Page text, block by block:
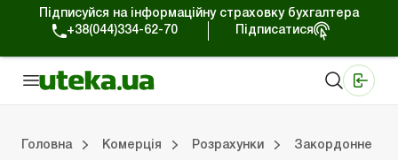
Підписуйся на інформаційну страховку бухгалтера
+38(044)334-62-70
Підписатися
Головна Комерція Розрахунки
Закордонне